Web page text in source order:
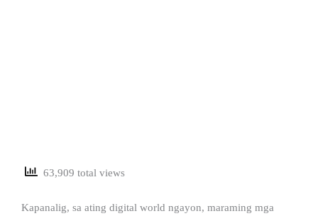
63,909 total views
Kapanalig, sa ating digital world ngayon, maraming mga